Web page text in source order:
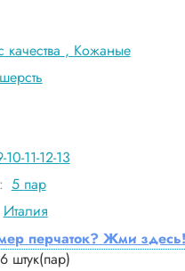
, Кожаные
10-11-12-13
5 пар
Италия
перчаток? Жми здесь!
штук(пар)